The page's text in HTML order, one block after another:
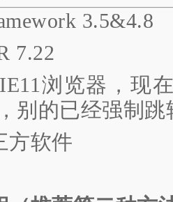
3.5&4.8
7.22
浏览器，现
别的已经强制跳
方软件